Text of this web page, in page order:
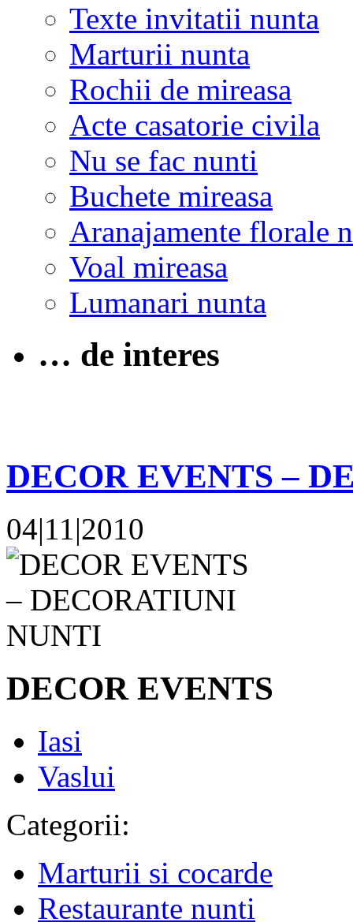
Texte invitatii nunta
Marturii nunta
Rochii de mireasa
Acte casatorie civila
Nu se fac nunti
Buchete mireasa
Aranajamente florale
Voal mireasa
Lumanari nunta
… de interes
DECOR EVENTS –
04|11|2010
DECOR EVENTS
Iasi
Vaslui
Categorii:
Marturii si cocarde
Restaurante nunti